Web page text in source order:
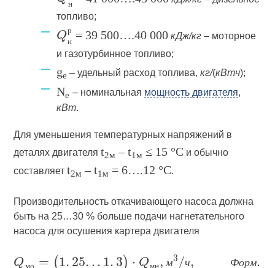
топливо;
= 39 500….40 000 кДж/кг – моторное
и газотурбинное топливо;
gе – удельный расход топлива,кг/(кВтч);
Nе – номинальная мощность двигателя,
кВт.
Для уменьшения температурных напряжений в
деталях двигателяt2м – t1м ≤ 15 °С и обычно
составляетt2м – t1м = 6….12 °С.
Производительность откачивающего насоса должна
быть на 25…30 % больше подачи нагнетательного
насоса для осушения картера двигателя
м ч Ф орм